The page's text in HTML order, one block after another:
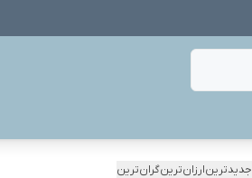
جدیدترینارزان‌ترینگران‌ترین